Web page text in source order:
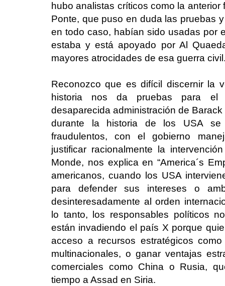
hubo analistas críticos como la
Ponte, que puso en duda las pruebas
en todo caso, habían sido usadas por
estaba y está apoyado por Al
mayores atrocidades de esa guerra
Reconozco que es difícil discernir la
historia nos da pruebas para el
desaparecida administración de
durante la historia de los USA se
fraudulentos, con el gobierno
justificar racionalmente la
Monde, nos explica en “America´s
americanos, cuando los USA
para defender sus intereses o
desinteresadamente al orden
lo tanto, los responsables políticos
están invadiendo el país X porque
acceso a recursos estratégicos
multinacionales, o ganar ventajas
comerciales como China o Rusia,
tiempo a Assad en Siria.